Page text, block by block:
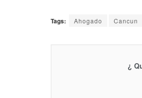
Tags: Ahogado Cancun
¿